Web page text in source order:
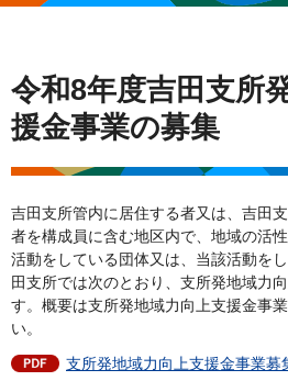
令和8年度吉田支所
援金事業の募集
吉田支所管内に居住する者又は、吉田
者を構成員に含む地区内で、地域の活
活動をしている団体又は、当該活動を
田支所では次のとおり、支所発地域力
す。概要は支所発地域力向上支援金事
い。
支所発地域力向上支援金事業募